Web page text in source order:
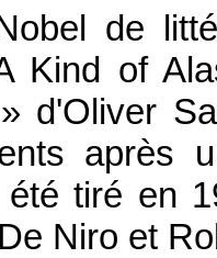
de
Kind of
d'Oliver
après
tiré en
Niro et